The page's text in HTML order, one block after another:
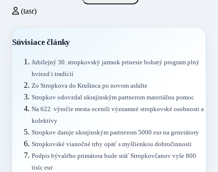
(tasr)
Súvisiace články
Jubilejný 30. stropkovský jarmok prinesie bohatý program plný
hviezd i tradícií
Zo Stropkova do Krušinca po novom asfalte
Stropkov odovzdal ukrajinským partnerom materiálnu pomoc
Na 622. výročie mesta ocenili významné stropkovské osobnosti a
kolektívy
Stropkov daruje ukrajinským partnerom 5000 eur na generátory
Stropkovské vianočné trhy opäť s myšlienkou dobročinnosti
Podpis bývalého primátora bude stáť Stropkovčanov vyše 800
tisíc eur